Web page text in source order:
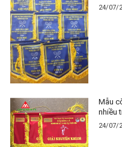
24/07/
Mẫu
nhiều
24/07/